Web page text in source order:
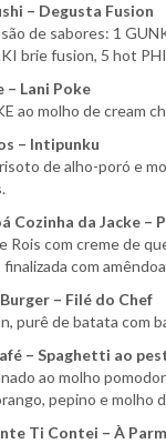
– Degusta Fusion
de sabores: 1
brie fusion, 5 hot
– Lani Poke
ao molho de cream
– Intipunku
de alho-poró e
Cozinha da Jacke –
Rois com creme de
com
– Filé do Chef
purê de batata com
– Spaghetti ao
ao molho
pepino e molho
Ti Contei – À